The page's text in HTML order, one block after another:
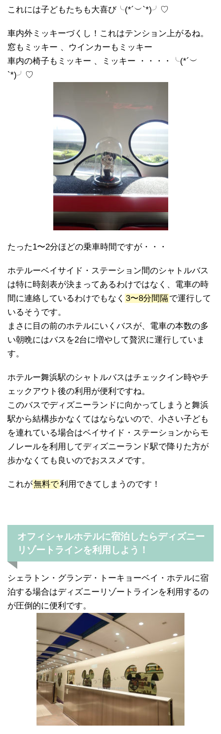
これには子どもたちも大喜び╰(*´︶`*)╯♡
車内外ミッキーづくし！これはテンション上がるね。
窓もミッキー 、ウインカーもミッキー
車内の椅子もミッキー 、ミッキー ・・・・╰(*´︶
`*)╯♡
たった1〜2分ほどの乗車時間ですが・・・
ホテルーベイサイド・ステーション間のシャトルバス
は特に時刻表が決まってあるわけではなく、電車の時
間に連絡しているわけでもなく 3〜8分間隔 で運行して
いるそうです。
まさに目の前のホテルにいくバスが、電車の本数の多
い朝晩にはバスを2台に増やして贅沢に運行していま
す。
ホテルー舞浜駅のシャトルバスはチェックイン時やチ
ェックアウト後の利用が便利ですね。
このバスでディズニーランドに向かってしまうと舞浜
駅から結構歩かなくてはならないので、小さい子ども
を連れている場合はベイサイド・ステーションからモ
ノレールを利用してディズニーランド駅で降りた方が
歩かなくても良いのでおススメです。
これが無料で利用できてしまうのです！
オフィシャルホテルに宿泊したらディズニー
リゾートラインを利用しよう！
シェラトン・グランデ・トーキョーベイ・ホテルに宿
泊する場合はディズニーリゾートラインを利用するの
が圧倒的に便利です。